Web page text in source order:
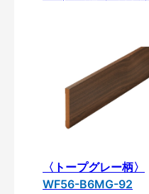
〈トープグレー柄〉
WF56-B6MG-92